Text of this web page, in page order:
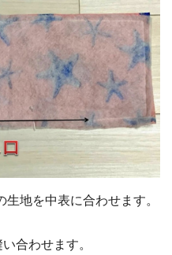
地を中表に合わせます。
合わせます。